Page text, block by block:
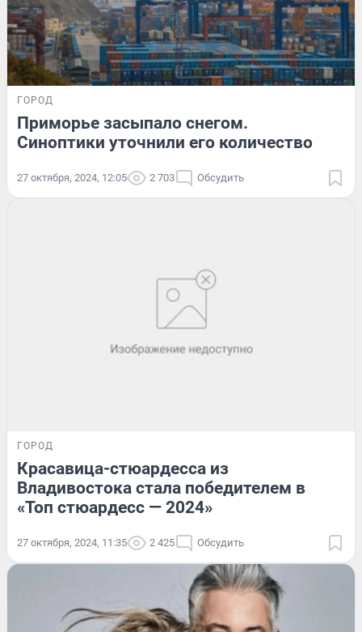
ГОРОД
Приморье засыпало снегом.
Синоптики уточнили его количество
27 октября, 2024, 12:05 2 703 Обсудить
ГОРОД
Красавица-стюардесса из
Владивостока стала победителем в
«Топ стюардесс — 2024»
27 октября, 2024, 11:35 2 425 Обсудить